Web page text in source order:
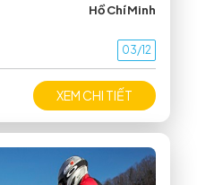
Hồ Chí Minh
03/12
XEM CHI TIẾT